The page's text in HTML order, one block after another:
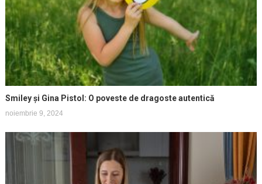
Smiley și Gina Pistol: O poveste de dragoste autentică
noiembrie 9, 2024